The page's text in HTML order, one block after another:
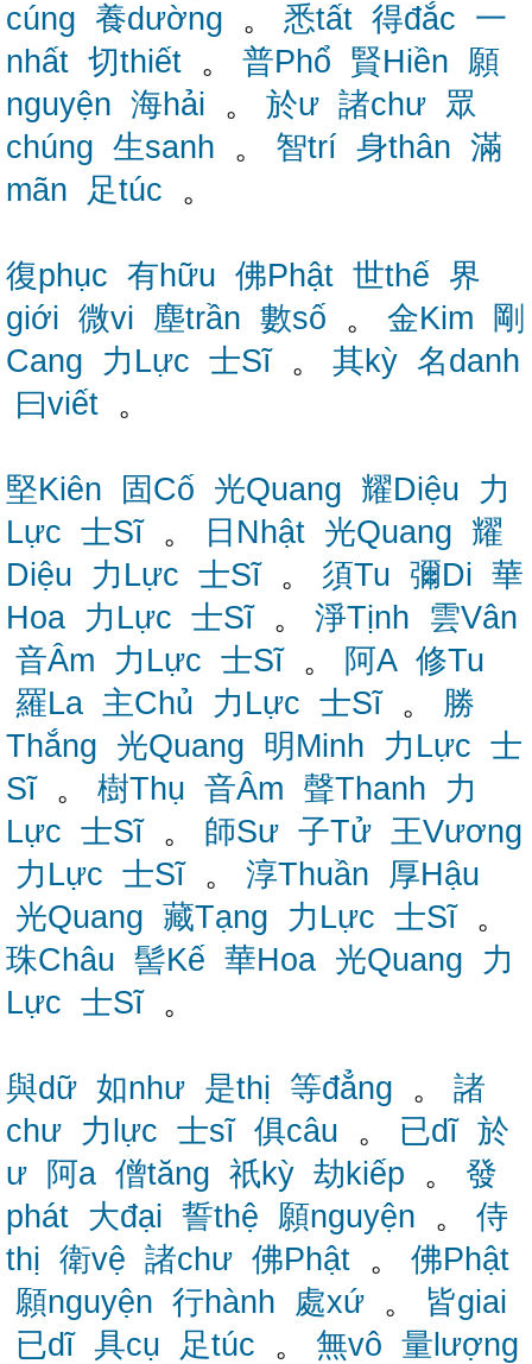
cúng 養dường 。 悉tất 得đắc 一
nhất 切thiết 。 普Phổ 賢Hiền 願
nguyện 海hải 。 於ư 諸chư 眾
chúng 生sanh 。 智trí 身thân 滿
mãn
足túc 。
復phục 有hữu 佛Phật 世thế 界
giới 微vi 塵trần 數số 。 金Kim
剛
Cang
力Lực 士Sĩ。 其kỳ 名danh
曰viết 。
堅Kiên 固Cố 光Quang 耀Diệu
力
Lực 士Sĩ。 日Nhật 光Quang 耀
Diệu
力Lực 士Sĩ。 須Tu 彌Di 華
Hoa 力Lực 士Sĩ。 淨Tịnh
雲Vân
音Âm
力Lực 士Sĩ。 阿A 修Tu
羅La 主Chủ 力Lực 士Sĩ。 勝
Thắng 光Quang 明Minh 力Lực 士
Sĩ。 樹Thụ 音Âm 聲Thanh
力
Lực 士Sĩ。 師Sư 子Tử 王Vương
力Lực 士Sĩ。 淳Thuần
厚Hậu
光Quang 藏Tạng 力Lực 士Sĩ。
珠Châu 髻Kế 華Hoa 光Quang
力
Lực 士Sĩ。
與dữ 如như 是thị 等đẳng 。 諸
chư 力lực 士sĩ 俱câu 。 已dĩ 於
ư
阿a 僧tăng 祇kỳ 劫kiếp 。 發
phát 大đại 誓thệ 願nguyện 。 侍
thị 衛vệ 諸chư 佛Phật 。 佛Phật
願nguyện 行hành 處xứ 。 皆giai
已dĩ 具cụ 足túc 。 無vô 量lượng